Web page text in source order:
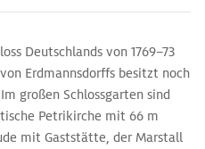
Deutschlands von 1769–73
Erdmannsdorffs besitzt noch
großen Schlossgarten sind
Petrikirche mit 66 m
mit Gaststätte, der Marstall